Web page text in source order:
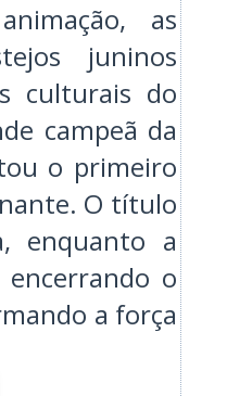
as
juninos
culturais do
campeã da
o primeiro
O título
enquanto a
o
a força